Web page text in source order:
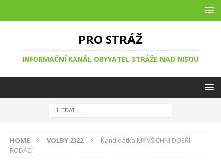
PRO STRÁŽ
INFORMAČNÍ KANÁL OBYVATEL STRÁŽE NAD NISOU
HOME VOLBY 2022
Kandidátka MY VŠICHNI DOBŘÍ
RODÁCI